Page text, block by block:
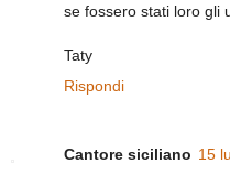
se fossero stati loro gli
Taty
Rispondi
Cantore siciliano 15